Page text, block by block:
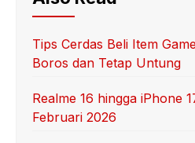
Tips Cerdas Beli Item
Boros dan Tetap Untung
Realme 16 hingga iPhone
Februari 2026